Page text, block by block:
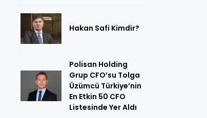
Hakan Safi Kimdir?
Polisan Holding
Grup CFO’su Tolga
Üzümcü Türkiye’nin
En Etkin 50 CFO
Listesinde Yer Aldı